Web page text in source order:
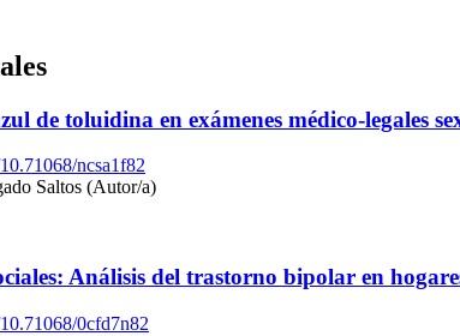
de toluidina en exámenes médico-legales
ncsa1f82
Saltos (Autor/a)
Análisis del trastorno bipolar en
0cfd7n82